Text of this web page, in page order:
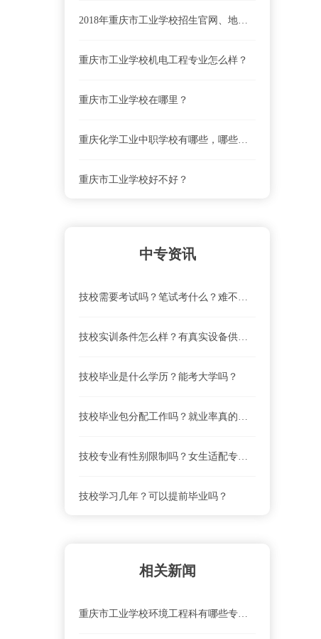
2018年重庆市工业学校招生官网、地址及招生代码
重庆市工业学校机电工程专业怎么样？
重庆市工业学校在哪里？
重庆化学工业中职学校有哪些，哪些好？
重庆市工业学校好不好？
重庆市工业学校就业前景怎么样？
重庆市工业学校怎么去？乘车路线
重庆市工业学校学费及收费标准
重庆市工业学校就业前景怎么样？
重庆市工业学校怎么去？乘车路线
重庆市工业学校学费及收费标准
中专资讯
技校需要考试吗？笔试考什么？难不难？
技校实训条件怎么样？有真实设备供实操吗？
技校毕业是什么学历？能考大学吗？
技校毕业包分配工作吗？就业率真的高吗？
技校专业有性别限制吗？女生适配专业清单
技校学习几年？可以提前毕业吗？
相关新闻
重庆市工业学校环境工程科有哪些专业？就去向怎么样？